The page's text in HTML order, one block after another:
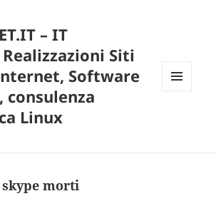
– IT
Siti
Software
Linux
morti